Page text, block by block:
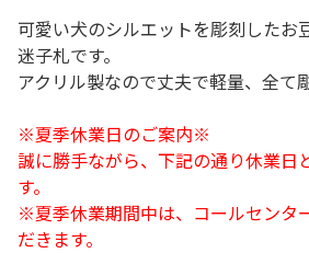
可愛い犬のシルエットを彫刻したお
迷子札です。
アクリル製なので丈夫で軽量、全て
※夏季休業日のご案内※
誠に勝手ながら、下記の通り休業日
す。
※夏季休業期間中は、コールセンタ
だきます。